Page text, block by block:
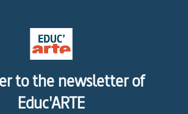
to the newsletter of
Educ'ARTE